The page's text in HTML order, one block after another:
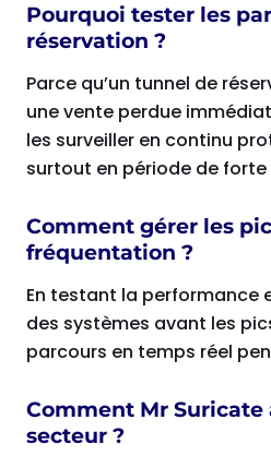
Pourquoi tester les
réservation ?
Parce qu’un tunnel de
une vente perdue
les surveiller en continu
surtout en période de
Comment gérer les
fréquentation ?
En testant la performance
des systèmes avant les
parcours en temps réel
Comment Mr Suricate
secteur ?